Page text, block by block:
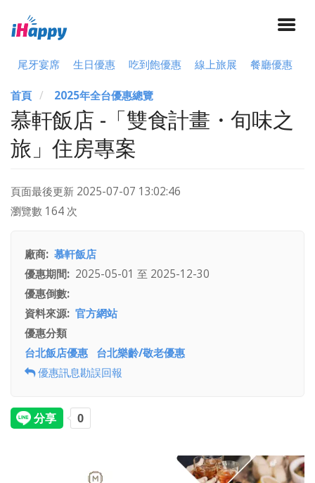
尾牙宴席 生日優惠 吃到飽優惠 線上旅展 餐廳優惠
首頁 2025年全台優惠總覽
慕軒飯店 -「雙食計畫・旬味之
旅」住房專案
頁面最後更新 2025-07-07 13:02:46
瀏覽數 164 次
廠商 慕軒飯店
優惠期間
2025-05-01 至 2025-12-30
優惠倒數
資料來源 官方網站
優惠分類
台北飯店優惠
台北樂齡/敬老優惠
優惠訊息勘誤回報